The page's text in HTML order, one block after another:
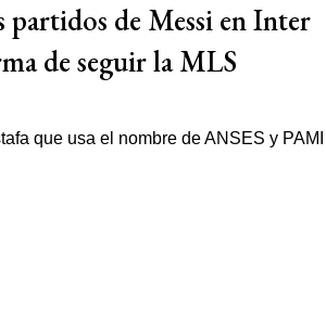
partidos de Messi en Inter
de seguir la MLS